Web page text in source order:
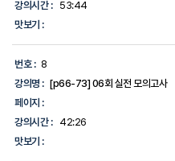
강의시간 :
53:44
맛보기 :
번호 : 8
강의명 : [p66-73] 06회 실전 모의고사
페이지 :
강의시간 :
42:26
맛보기 :